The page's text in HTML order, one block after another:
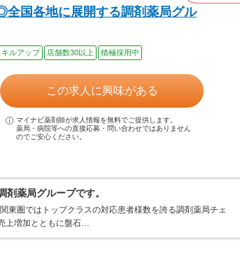
全国各地に展開する調剤薬局グル
キルアップ 店舗数30以上 積極採用中
この求人に興味がある
マイナビ薬剤師が求人情報を無料でご提供します。
薬局・病院等への直接応募・問い合わせではありません
のでご安心ください。
薬局グループです。
東圏ではトップクラスの対応患者様数を誇る調剤薬局チェ
上増加とともに盤石…